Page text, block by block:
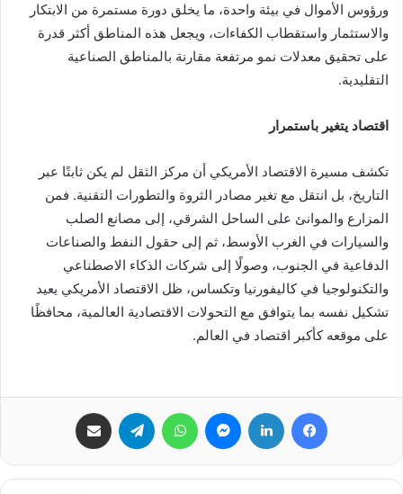
ورؤوس الأموال في بيئة واحدة، ما يخلق دورة مستمرة من الابتكار
والاستثمار واستقطاب الكفاءات، ويجعل هذه المناطق أكثر قدرة
على تحقيق معدلات نمو مرتفعة مقارنة بالمناطق الصناعية
التقليدية.
اقتصاد يتغير باستمرار
تكشف مسيرة الاقتصاد الأمريكي أن مركز الثقل لم يكن ثابتًا عبر
التاريخ، بل انتقل مع تغير مصادر الثروة والتطورات التقنية. فمن
المزارع والموانئ على الساحل الشرقي، إلى مصانع الصلب
والسيارات في الغرب الأوسط، ثم إلى حقول النفط والصناعات
الدفاعية في الجنوب، وصولًا إلى شركات الذكاء الاصطناعي
والتكنولوجيا في كاليفورنيا وتكساس، ظل الاقتصاد الأمريكي يعيد
تشكيل نفسه بما يتوافق مع التحولات الاقتصادية العالمية، محافظًا
على موقعه كأكبر اقتصاد في العالم.
فيسبوك لينكدإن ماسنجر واتساب تيلقرام